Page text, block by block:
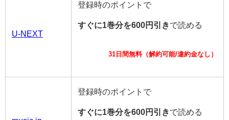
U-NEXT
登録時のポイントで
すぐに1巻分を600円引きで読める
31日間無料（解約可能/違約金なし）
登録時のポイントで
すぐに1巻分を600円引きで読める